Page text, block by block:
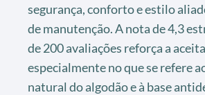
segurança, conforto e estilo
de manutenção. A nota de 4,3
de 200 avaliações reforça a
especialmente no que se refere
natural do algodão e à base